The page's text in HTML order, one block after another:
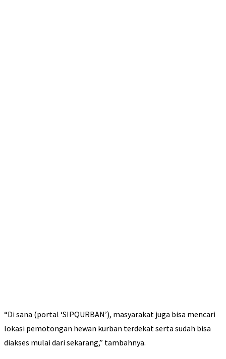
“Di sana (portal ‘SIPQURBAN’), masyarakat juga bisa mencari
lokasi pemotongan hewan kurban terdekat serta sudah bisa
diakses mulai dari sekarang,” tambahnya.